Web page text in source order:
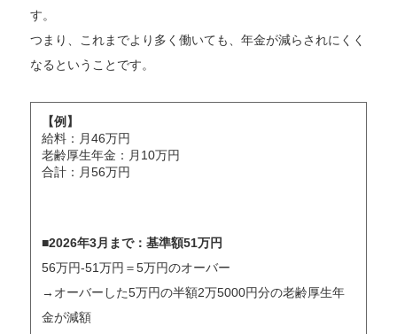
す。
つまり、これまでより多く働いても、年金が減らされにくく
なるということです。
【例】
給料：月46万円
老齢厚生年金：月10万円
合計：月56万円
■2026年3月まで：基準額51万円
56万円-51万円＝5万円のオーバー
→オーバーした5万円の半額2万5000円分の老齢厚生年
金が減額